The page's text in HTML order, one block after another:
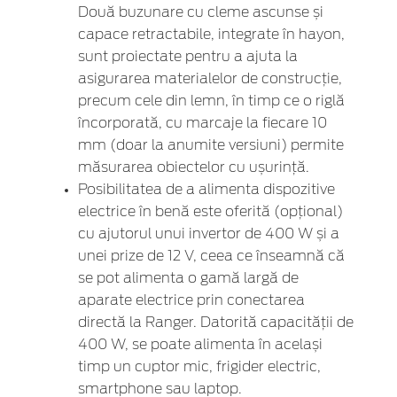
Două buzunare cu cleme ascunse și
capace retractabile, integrate în hayon,
sunt proiectate pentru a ajuta la
asigurarea materialelor de construcție,
precum cele din lemn, în timp ce o riglă
încorporată, cu marcaje la fiecare 10
mm (doar la anumite versiuni) permite
măsurarea obiectelor cu ușurință.
Posibilitatea de a alimenta dispozitive
electrice în benă este oferită (opțional)
cu ajutorul unui invertor de 400 W și a
unei prize de 12 V, ceea ce înseamnă că
se pot alimenta o gamă largă de
aparate electrice prin conectarea
directă la Ranger. Datorită capacității de
400 W, se poate alimenta în același
timp un cuptor mic, frigider electric,
smartphone sau laptop.